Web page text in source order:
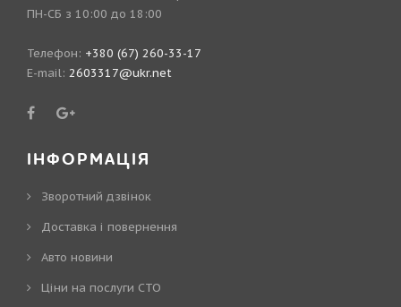
ПН-СБ з 10:00 до 18:00
Телефон: +380 (67) 260-33-17
E-mail: 2603317@ukr.net
ІНФОРМАЦІЯ
Зворотний дзвінок
Доставка і повернення
Авто новини
Ціни на послуги СТО